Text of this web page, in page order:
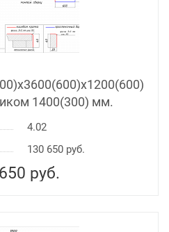
1400(300) мм.
4.02
130 650 руб.
руб.